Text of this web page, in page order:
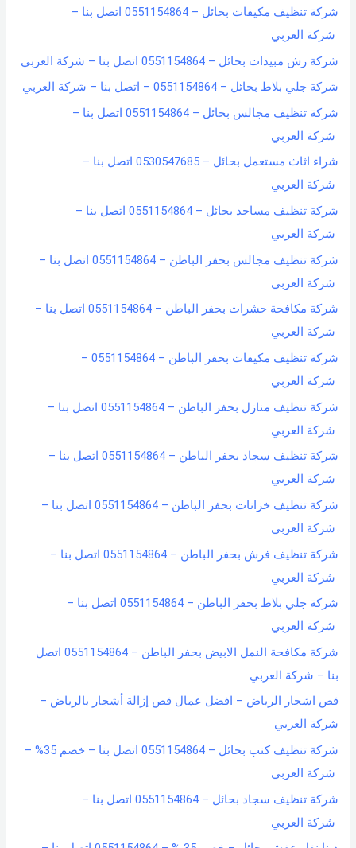
شركة تنظيف مكيفات بحائل – 0551154864 اتصل بنا –
شركة العربي
شركة رش مبيدات بحائل – 0551154864 اتصل بنا – شركة العربي
شركة جلي بلاط بحائل – 0551154864 – اتصل بنا – شركة العربي
شركة تنظيف مجالس بحائل – 0551154864 اتصل بنا –
شركة العربي
شراء اثاث مستعمل بحائل – 0530547685 اتصل بنا –
شركة العربي
شركة تنظيف مساجد بحائل – 0551154864 اتصل بنا –
شركة العربي
شركة تنظيف مجالس بحفر الباطن – 0551154864 اتصل بنا –
شركة العربي
شركة مكافحة حشرات بحفر الباطن – 0551154864 اتصل بنا –
شركة العربي
شركة تنظيف مكيفات بحفر الباطن – 0551154864 –
شركة العربي
شركة تنظيف منازل بحفر الباطن – 0551154864 اتصل بنا –
شركة العربي
شركة تنظيف سجاد بحفر الباطن – 0551154864 اتصل بنا –
شركة العربي
شركة تنظيف خزانات بحفر الباطن – 0551154864 اتصل بنا –
شركة العربي
شركة تنظيف فرش بحفر الباطن – 0551154864 اتصل بنا –
شركة العربي
شركة جلي بلاط بحفر الباطن – 0551154864 اتصل بنا –
شركة العربي
شركة مكافحة النمل الابيض بحفر الباطن – 0551154864 اتصل
بنا – شركة العربي
قص اشجار الرياض – افضل عمال قص إزالة أشجار بالرياض –
شركة العربي
شركة تنظيف كنب بحائل – 0551154864 اتصل بنا – خصم 35% –
شركة العربي
شركة تنظيف سجاد بحائل – 0551154864 اتصل بنا –
شركة العربي